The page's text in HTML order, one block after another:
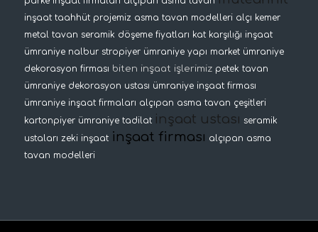
inşaat taahhüt projemiz asma tavan modelleri alçı kemer
metal tavan seramik döşeme fiyatları kat karşılığı inşaat
ümraniye nalbur stropiyer ümraniye yapı market ümraniye
dekorasyon firması biten inşaat işlerimiz petek tavan
ümraniye dekorasyon ustası ümraniye inşaat firması
ümraniye inşaat firmaları alçıpan asma tavan çeşitleri
kartonpiyer ümraniye tadilat inşaat ustası seramik
ustaları zeki inşaat inşaat firması alçıpan asma
tavan modelleri